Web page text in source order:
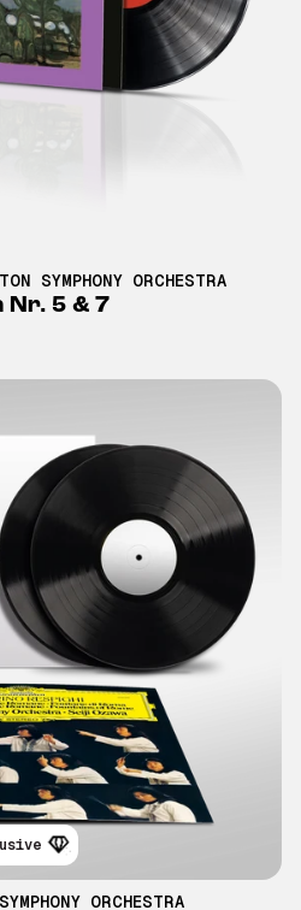
SYMPHONY ORCHESTRA
Nr. 5 & 7
ORCHESTRA